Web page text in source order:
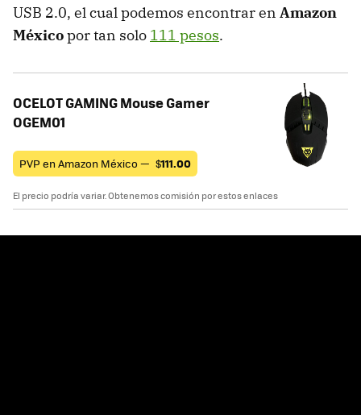
USB 2.0, el cual podemos encontrar en Amazon
Méxicopor tan solo 111 pesos.
OCELOT GAMING Mouse Gamer
OGEM01
PVP en Amazon México — $111.00
El precio podría variar. Obtenemos comisión por estos enlaces